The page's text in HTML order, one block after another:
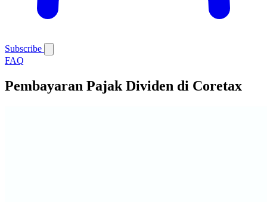
Subscribe
FAQ
Pembayaran Pajak Dividen di Coretax